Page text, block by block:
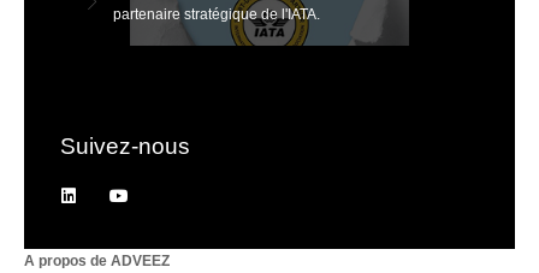
partenaire stratégique de l'IATA.
Suivez-nous
A propos de ADVEEZ